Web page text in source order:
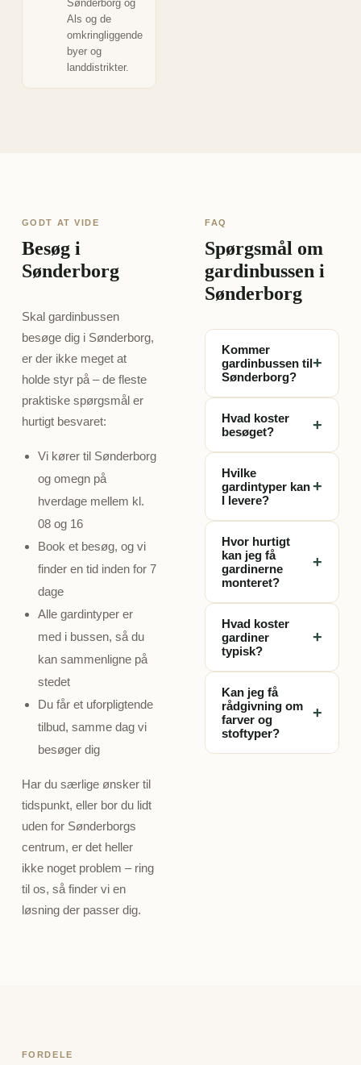
Sønderborg og
Als og de
omkringliggende
byer og
landdistrikter.
GODT AT VIDE
Besøg i
Sønderborg
Skal gardinbussen
besøge dig i Sønderborg,
er der ikke meget at
holde styr på – de fleste
praktiske spørgsmål er
hurtigt besvaret:
Vi kører til Sønderborg
og omegn på
hverdage mellem kl.
08 og 16
Book et besøg, og vi
finder en tid inden for 7
dage
Alle gardintyper er
med i bussen, så du
kan sammenligne på
stedet
Du får et uforpligtende
tilbud, samme dag vi
besøger dig
Har du særlige ønsker til
tidspunkt, eller bor du lidt
uden for Sønderborgs
centrum, er det heller
ikke noget problem – ring
til os, så finder vi en
løsning der passer dig.
FAQ
Spørgsmål om
gardinbussen i
Sønderborg
Kommer
gardinbussen til
Sønderborg?
+
dig i Sønderborg
og Als. Book et
et tidspunkt der
passer dig – typisk
Hvad koster
besøget?
+
gratis og
uforpligtende. Du
for besøget,
opmålingen eller
rådgivningen – kun
hvis du vælger at
Hvilke
gardintyper kan
I levere?
+
rullegardiner,
plisségardiner,
foldegardiner,
lamelgardiner,
panelgardiner og
persienner – alle
skræddersyet til
Hvor hurtigt
kan jeg få
gardinerne
monteret?
+
monterede
gardiner tager det
Gardinerne
produceres
skræddersyet til
dine præcise mål.
Hvad koster
gardiner
typisk?
+
vinduets størrelse,
stoftype og
betjeningsform, så
den varierer fra
Kan jeg få
rådgivning om
farver og
stoftyper?
+
FORDELE